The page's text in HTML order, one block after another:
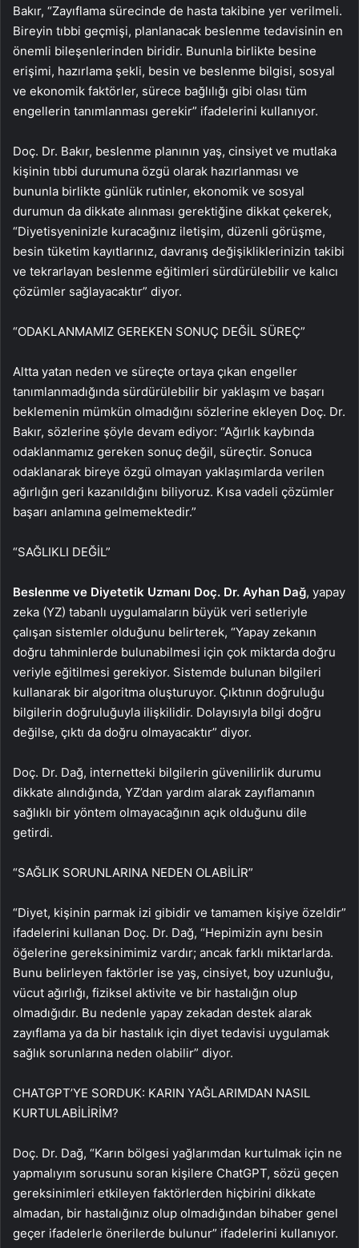
Bakır, “Zayıflama sürecinde de hasta takibine yer verilmeli.
Bireyin tıbbi geçmişi, planlanacak beslenme tedavisinin en
önemli bileşenlerinden biridir. Bununla birlikte besine
erişimi, hazırlama şekli, besin ve beslenme bilgisi, sosyal
ve ekonomik faktörler, sürece bağlılığı gibi olası tüm
engellerin tanımlanması gerekir” ifadelerini kullanıyor.
Doç. Dr. Bakır, beslenme planının yaş, cinsiyet ve mutlaka
kişinin tıbbi durumuna özgü olarak hazırlanması ve
bununla birlikte günlük rutinler, ekonomik ve sosyal
durumun da dikkate alınması gerektiğine dikkat çekerek,
“Diyetisyeninizle kuracağınız iletişim, düzenli görüşme,
besin tüketim kayıtlarınız, davranış değişikliklerinizin takibi
ve tekrarlayan beslenme eğitimleri sürdürülebilir ve kalıcı
çözümler sağlayacaktır” diyor.
“ODAKLANMAMIZ GEREKEN SONUÇ DEĞİL SÜREÇ”
Altta yatan neden ve süreçte ortaya çıkan engeller
tanımlanmadığında sürdürülebilir bir yaklaşım ve başarı
beklemenin mümkün olmadığını sözlerine ekleyen Doç. Dr.
Bakır, sözlerine şöyle devam ediyor: “Ağırlık kaybında
odaklanmamız gereken sonuç değil, süreçtir. Sonuca
odaklanarak bireye özgü olmayan yaklaşımlarda verilen
ağırlığın geri kazanıldığını biliyoruz. Kısa vadeli çözümler
başarı anlamına gelmemektedir.”
“SAĞLIKLI DEĞİL”
Beslenme ve Diyetetik Uzmanı Doç. Dr. Ayhan Dağ, yapay
zeka (YZ) tabanlı uygulamaların büyük veri setleriyle
çalışan sistemler olduğunu belirterek, “Yapay zekanın
doğru tahminlerde bulunabilmesi için çok miktarda doğru
veriyle eğitilmesi gerekiyor. Sistemde bulunan bilgileri
kullanarak bir algoritma oluşturuyor. Çıktının doğruluğu
bilgilerin doğruluğuyla ilişkilidir. Dolayısıyla bilgi doğru
değilse, çıktı da doğru olmayacaktır” diyor.
Doç. Dr. Dağ, internetteki bilgilerin güvenilirlik durumu
dikkate alındığında, YZ’dan yardım alarak zayıflamanın
sağlıklı bir yöntem olmayacağının açık olduğunu dile
getirdi.
“SAĞLIK SORUNLARINA NEDEN OLABİLİR”
“Diyet, kişinin parmak izi gibidir ve tamamen kişiye özeldir”
ifadelerini kullanan Doç. Dr. Dağ, “Hepimizin aynı besin
öğelerine gereksinimimiz vardır; ancak farklı miktarlarda.
Bunu belirleyen faktörler ise yaş, cinsiyet, boy uzunluğu,
vücut ağırlığı, fiziksel aktivite ve bir hastalığın olup
olmadığıdır. Bu nedenle yapay zekadan destek alarak
zayıflama ya da bir hastalık için diyet tedavisi uygulamak
sağlık sorunlarına neden olabilir” diyor.
CHATGPT’YE SORDUK: KARIN YAĞLARIMDAN NASIL
KURTULABİLİRİM?
Doç. Dr. Dağ, “Karın bölgesi yağlarımdan kurtulmak için ne
yapmalıyım sorusunu soran kişilere ChatGPT, sözü geçen
gereksinimleri etkileyen faktörlerden hiçbirini dikkate
almadan, bir hastalığınız olup olmadığından bihaber genel
geçer ifadelerle önerilerde bulunur” ifadelerini kullanıyor.